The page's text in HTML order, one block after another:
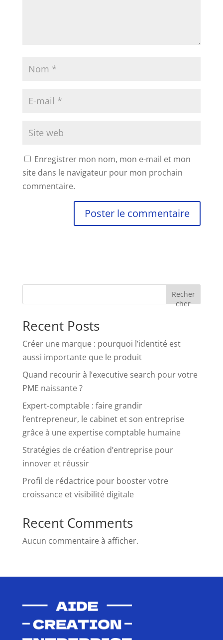
Enregistrer mon nom, mon e-mail et mon
site dans le navigateur pour mon prochain
commentaire.
Recher
cher
Recent Posts
Créer une marque : pourquoi l’identité est
aussi importante que le produit
Quand recourir à l’executive search pour votre
PME naissante ?
Expert-comptable : faire grandir
l’entrepreneur, le cabinet et son entreprise
grâce à une expertise comptable humaine
Stratégies de création d’entreprise pour
innover et réussir
Profil de rédactrice pour booster votre
croissance et visibilité digitale
Recent Comments
Aucun commentaire à afficher.